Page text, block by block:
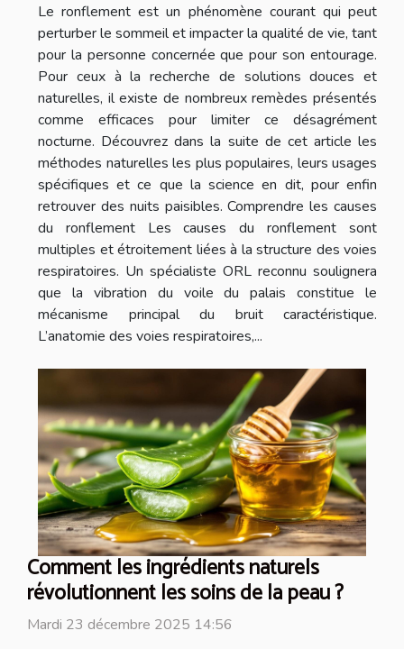
Le ronflement est un phénomène courant qui peut
perturber le sommeil et impacter la qualité de vie, tant
pour la personne concernée que pour son entourage.
Pour ceux à la recherche de solutions douces et
naturelles, il existe de nombreux remèdes présentés
comme efficaces pour limiter ce désagrément
nocturne. Découvrez dans la suite de cet article les
méthodes naturelles les plus populaires, leurs usages
spécifiques et ce que la science en dit, pour enfin
retrouver des nuits paisibles. Comprendre les causes
du ronflement Les causes du ronflement sont
multiples et étroitement liées à la structure des voies
respiratoires. Un spécialiste ORL reconnu soulignera
que la vibration du voile du palais constitue le
mécanisme principal du bruit caractéristique.
L’anatomie des voies respiratoires,...
Comment les ingrédients naturels
révolutionnent les soins de la peau ?
Mardi 23 décembre 2025 14:56